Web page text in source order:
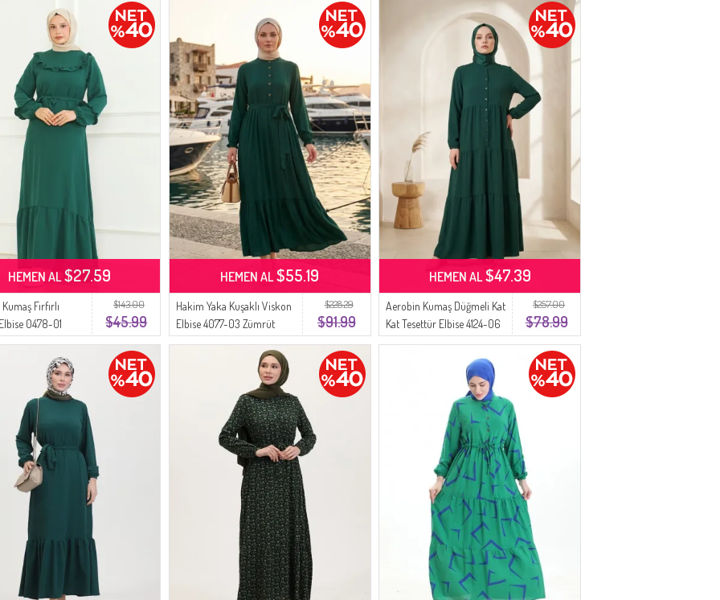
$143.00
$45.99
Fırfırlı
0478-01
HEMEN AL$27.59
$228.29
$91.99
Hakim Yaka Kuşaklı Viskon
Elbise 4077-03 Zümrüt
Yeşili
HEMEN AL$55.19
$257.00
$78.99
Aerobin Kumaş Düğmeli Kat
Kat Tesettür Elbise 4124-06
Zümrüt Yeşili
HEMEN AL$47.39